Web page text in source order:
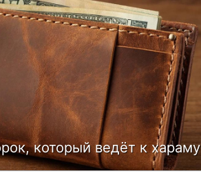
который ведёт к хараму